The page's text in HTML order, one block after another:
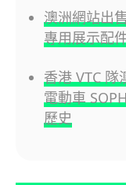
澳洲網站出
專用展示配
香港 VTC
電動車
歷史